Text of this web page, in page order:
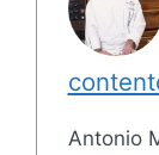
Antonio